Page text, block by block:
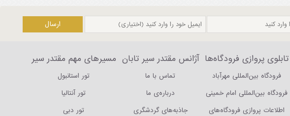
تابلوی پروازی فرودگاه‌ها
فرودگاه بین‌المللی مهرآباد
فرودگاه بین‌المللی امام خمینی
اطلاعات پروازی فرودگاه‌های
آژانس مقتدر سیر تابان
تماس با ما
درباره‌ی ما
جاذبه‌های گردشگری
مسیرهای مهم مقتدر سیر
تور استانبول
تور آنتالیا
تور دبی